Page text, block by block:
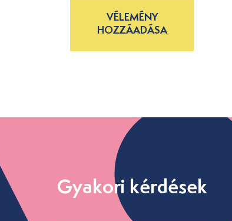
VÉLEMÉNY
HOZZÁADÁSA
Gyakori kérdések